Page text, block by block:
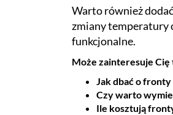
Warto również
zmiany temperatury
funkcjonalne.
Może zainteresuje Cię
Jak dbać o
Czy warto
Ile kosztują